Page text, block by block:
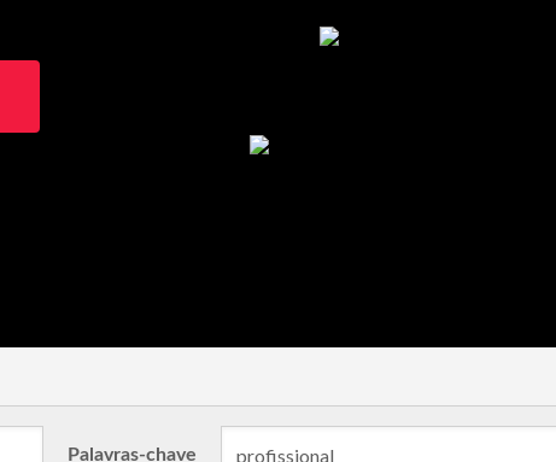
Palavras-chave